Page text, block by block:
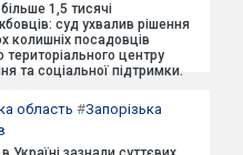
1,5 тисячі
суд ухвалив рішення
колишніх посадовців
територіального центру
та соціальної підтримки.
область #Запорізька